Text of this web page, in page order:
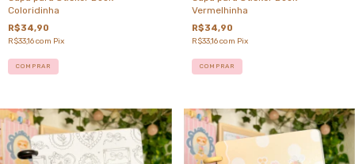
Coloridinha
R$34,90
R$33,16com Pix
Vermelhinha
R$34,90
R$33,16com Pix